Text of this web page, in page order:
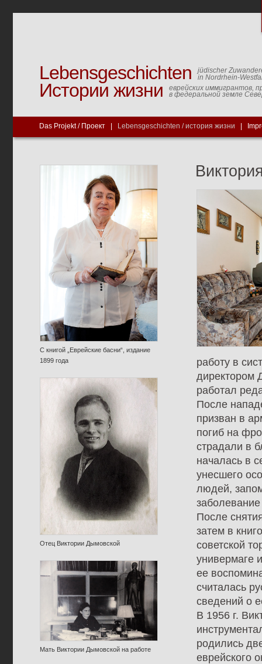
Lebensgeschichten
jüdischer
in Nordrhein-
Истории жизни еврейских иммигрантов,
в федеральной земле
Das Projekt / Проект Lebensgeschichten / история жизни
С книгой „Еврейские басни“, издание
1899 года
Отец Виктории Дымовской
Мать Виктории Дымовской на работе
работу в
директором
работал
После
призван в
погиб на
страдали в
началась в
унесшего
людей,
После
затем в
советской
универмаге
ее
считалась
сведений о
В 1956 г.
родились
еврейского